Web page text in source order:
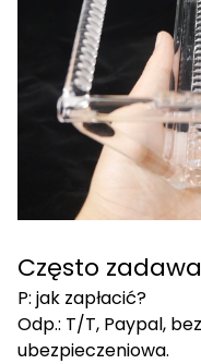
Często
P: jak zapłacić?
Odp.: T/T, Paypal,
ubezpieczeniowa.